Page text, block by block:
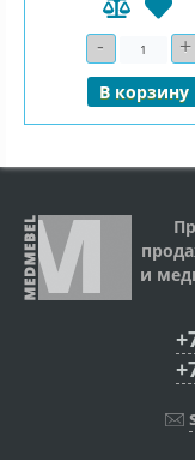
- Количество+
В корзину
и